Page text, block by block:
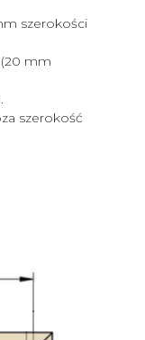
szerokości
mm
szerokość